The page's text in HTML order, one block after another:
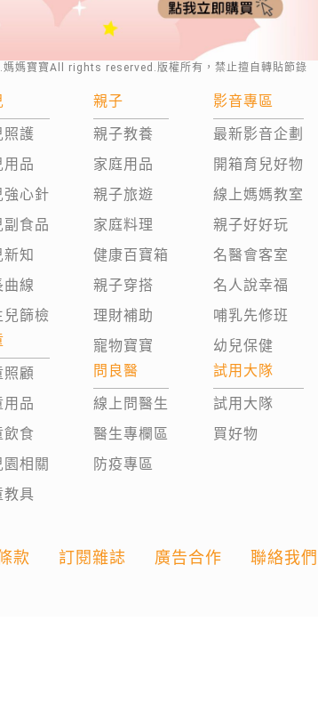
.媽媽寶寶All rights reserved.版權所有，禁止擅自轉貼節錄
照護
用品
強心針
副食品
新知
曲線
兒篩檢
照顧
用品
飲食
園相關
教具
親子
親子教養
家庭用品
親子旅遊
家庭料理
健康百寶箱
親子穿搭
理財補助
寵物寶寶
問良醫
線上問醫生
醫生專欄區
防疫專區
影音專區
最新影音企劃
開箱育兒好物
線上媽媽教室
親子好好玩
名醫會客室
名人說幸福
哺乳先修班
幼兒保健
試用大隊
試用大隊
買好物
款 訂閱雜誌 廣告合作 聯絡我們